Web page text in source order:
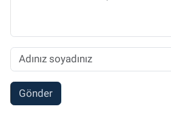
Gönder